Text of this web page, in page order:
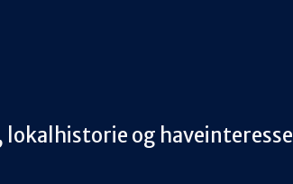
og haveinteresse